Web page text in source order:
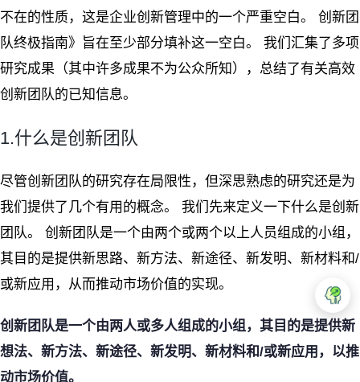
不在的性质，这是企业创新管理中的一个严重空白。 创新团
队终极指南》旨在至少部分填补这一空白。 我们汇集了多项
研究成果（其中许多成果不为公众所知），总结了有关高效
创新团队的已知信息。
1.什么是创新团队
尽管创新团队的研究存在局限性，但深思熟虑的研究还是为
我们提供了几个有用的概念。 我们先来定义一下什么是创新
团队。 创新团队是一个由两个或两个以上人员组成的小组，
其目的是提供新思路、新方法、新途径、新发明、新材料和/
或新应用，从而推动市场价值的实现。
创新团队是一个由两人或多人组成的小组，其目的是提供新
想法、新方法、新途径、新发明、新材料和/或新应用，以推
动市场价值。